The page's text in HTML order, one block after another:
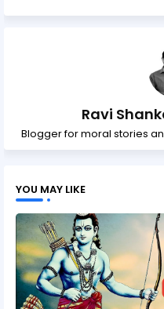
Ravi
Blogger for moral stories
YOU MAY LIKE